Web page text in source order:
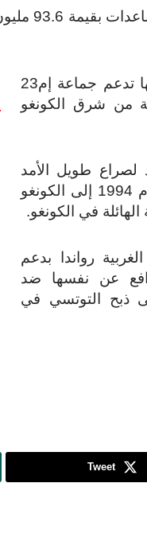
وتواجه رواندا ضغوطًا عالمية بسبب مزاعم بأنها تدعم جماعة إم23
من شرق الكونغو
طويل الأمد
متجذر في امتداد الإبادة الجماعية في رواندا عام 1994 إلى الكونغو
في الكونغو.
رواندا بدعم
عن نفسها ضد
ذبح التوتسي في
Tweet